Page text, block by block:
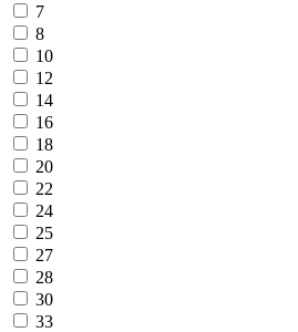
7
8
10
12
14
16
18
20
22
24
25
27
28
30
33